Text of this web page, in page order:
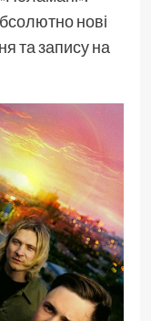
нові
та запису на